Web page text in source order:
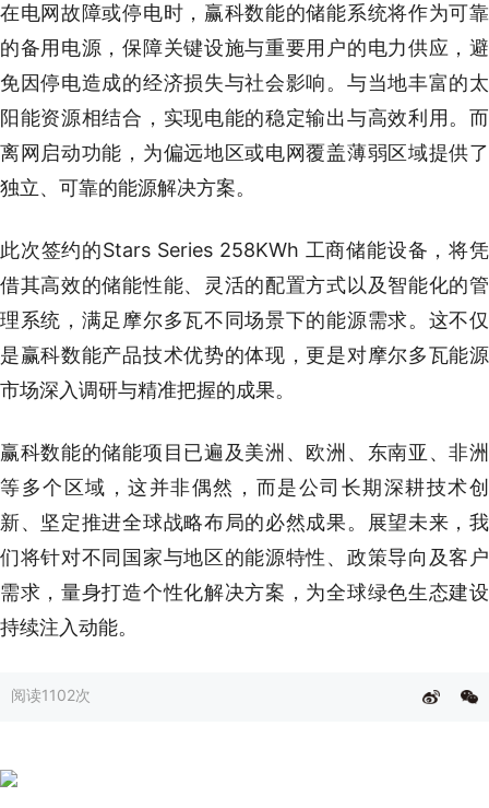
在电网故障或停电时，赢科数能的储能系统将作为可靠
的备用电源，保障关键设施与重要用户的电力供应，避
免因停电造成的经济损失与社会影响。与当地丰富的太
阳能资源相结合，实现电能的稳定输出与高效利用。而
离网启动功能，为偏远地区或电网覆盖薄弱区域提供了
独立、可靠的能源解决方案。
此次签约的Stars Series 258KWh 工商储能设备，将凭
借其高效的储能性能、灵活的配置方式以及智能化的管
理系统，满足摩尔多瓦不同场景下的能源需求。这不仅
是赢科数能产品技术优势的体现，更是对摩尔多瓦能源
市场深入调研与精准把握的成果。
赢科数能的储能项目已遍及美洲、欧洲、东南亚、非洲
等多个区域，这并非偶然，而是公司长期深耕技术创
新、坚定推进全球战略布局的必然成果。展望未来，我
们将针对不同国家与地区的能源特性、政策导向及客户
需求，量身打造个性化解决方案，为全球绿色生态建设
持续注入动能。
阅读1102次